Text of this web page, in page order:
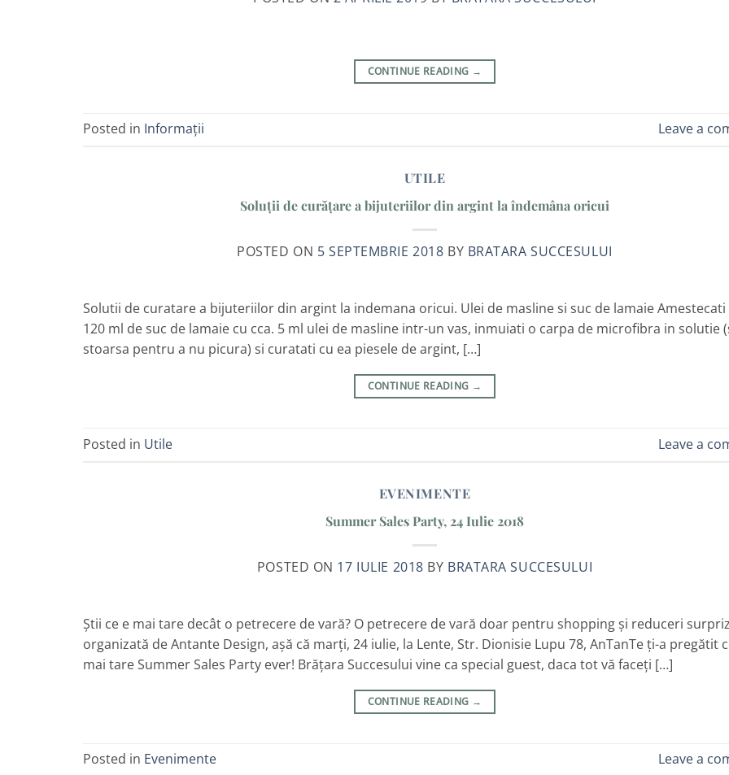
CONTINUE READING →
Posted in Informații Leave a
UTILE
Soluții de curățare a bijuteriilor din argint la îndemâna oricui
POSTED ON 5 SEPTEMBRIE 2018 BY BRATARA SUCCESULUI
Solutii de curatare a bijuteriilor din argint la indemana oricui. Ulei de masline si suc de lamaie Amestecati
120 ml de suc de lamaie cu cca. 5 ml ulei de masline intr-un vas, inmuiati o carpa de microfibra in solutie
stoarsa pentru a nu picura) si curatati cu ea piesele de argint, […]
CONTINUE READING →
Posted in Utile Leave a
EVENIMENTE
Summer Sales Party, 24 Iulie 2018
POSTED ON 17 IULIE 2018 BY BRATARA SUCCESULUI
Știi ce e mai tare decât o petrecere de vară? O petrecere de vară doar pentru shopping şi reduceri
organizată de Antante Design, aşă că marţi, 24 iulie, la Lente, Str. Dionisie Lupu 78, AnTanTe ți-a pregătit
mai tare Summer Sales Party ever! Brățara Succesului vine ca special guest, daca tot vă faceți […]
CONTINUE READING →
Posted in Evenimente Leave a